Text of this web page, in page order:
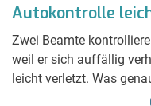
Autokontrolle
Zwei Beamte
weil er sich auffällig
leicht verletzt. Was